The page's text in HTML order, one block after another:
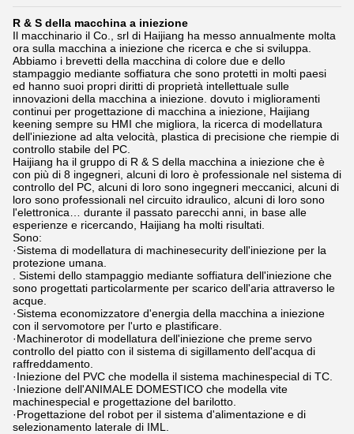
R & S della macchina a iniezione
Il macchinario il Co., srl di Haijiang ha messo annualmente molta
ora sulla macchina a iniezione che ricerca e che si sviluppa.
Abbiamo i brevetti della macchina di colore due e dello
stampaggio mediante soffiatura che sono protetti in molti paesi
ed hanno suoi propri diritti di proprietà intellettuale sulle
innovazioni della macchina a iniezione. dovuto i miglioramenti
continui per progettazione di macchina a iniezione, Haijiang
keening sempre su HMI che migliora, la ricerca di modellatura
dell'iniezione ad alta velocità, plastica di precisione che riempie di
controllo stabile del PC.
Haijiang ha il gruppo di R & S della macchina a iniezione che è
con più di 8 ingegneri, alcuni di loro è professionale nel sistema di
controllo del PC, alcuni di loro sono ingegneri meccanici, alcuni di
loro sono professionali nel circuito idraulico, alcuni di loro sono
l'elettronica… durante il passato parecchi anni, in base alle
esperienze e ricercando, Haijiang ha molti risultati.
Sono:
·Sistema di modellatura di machinesecurity dell'iniezione per la
protezione umana.
. Sistemi dello stampaggio mediante soffiatura dell'iniezione che
sono progettati particolarmente per scarico dell'aria attraverso le
acque.
·Sistema economizzatore d'energia della macchina a iniezione
con il servomotore per l'urto e plastificare.
·Machinerotor di modellatura dell'iniezione che preme servo
controllo del piatto con il sistema di sigillamento dell'acqua di
raffreddamento.
·Iniezione del PVC che modella il sistema machinespecial di TC.
·Iniezione dell'ANIMALE DOMESTICO che modella vite
machinespecial e progettazione del barilotto.
·Progettazione del robot per il sistema d'alimentazione e di
selezionamento laterale di IML.